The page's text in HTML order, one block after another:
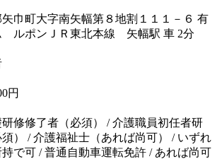
巾町大字南矢幅第８地割１１１－６ 有
ルポン ＪＲ東北本線 矢幅駅 車 2分
円
修修了者（必須） / 介護職員初任者研
） / 介護福祉士（あれば尚可） / いずれ
で可 / 普通自動車運転免許 / あれば尚可